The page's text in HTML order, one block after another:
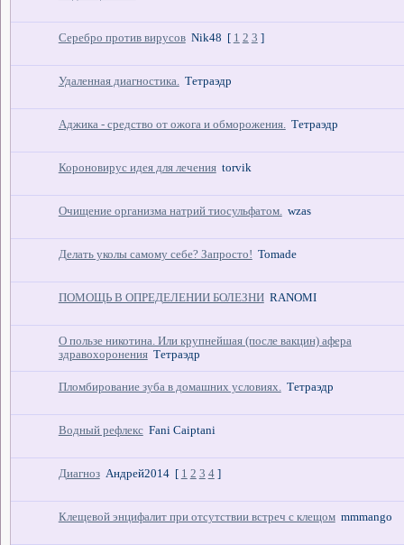
Серебро против вирусов Nik48 [ 1 2 3 ]
Удаленная диагностика. Тетраэдр
Аджика - средство от ожога и обморожения. Тетраэдр
Короновирус идея для лечения torvik
Очищение организма натрий тиосульфатом. wzas
Делать уколы самому себе? Запросто! Tomade
ПОМОЩЬ В ОПРЕДЕЛЕНИИ БОЛЕЗНИ RANOMI
О пользе никотина. Или крупнейшая (после вакцин) афера
здравохоронения Тетраэдр
Пломбирование зуба в домашних условиях. Тетраэдр
Водный рефлекс Fani Caiptani
Диагноз Андрей2014 [ 1 2 3 4 ]
Клещевой энцифалит при отсутствии встреч с клещом mmmango